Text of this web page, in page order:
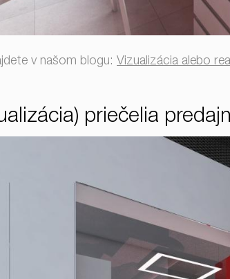
v našom blogu: Vizualizácia alebo
priečelia